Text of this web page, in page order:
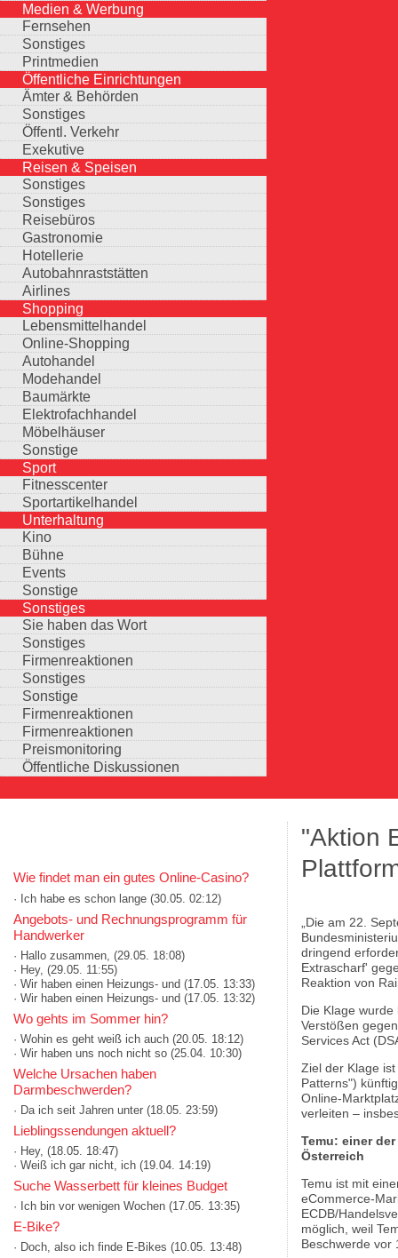
Medien & Werbung
Fernsehen
Sonstiges
Printmedien
Öffentliche Einrichtungen
Ämter & Behörden
Sonstiges
Öffentl. Verkehr
Exekutive
Reisen & Speisen
Sonstiges
Sonstiges
Reisebüros
Gastronomie
Hotellerie
Autobahnraststätten
Airlines
Shopping
Lebensmittelhandel
Online-Shopping
Autohandel
Modehandel
Baumärkte
Elektrofachhandel
Möbelhäuser
Sonstige
Sport
Fitnesscenter
Sportartikelhandel
Unterhaltung
Kino
Bühne
Events
Sonstige
Sonstiges
Sie haben das Wort
Sonstiges
Firmenreaktionen
Sonstiges
Sonstige
Firmenreaktionen
Firmenreaktionen
Preismonitoring
Öffentliche Diskussionen
Wie findet man ein gutes Online-Casino?
· Ich habe es schon lange (30.05. 02:12)
Angebots- und Rechnungsprogramm für
Handwerker
· Hallo zusammen, (29.05. 18:08)
· Hey, (29.05. 11:55)
· Wir haben einen Heizungs- und (17.05. 13:33)
· Wir haben einen Heizungs- und (17.05. 13:32)
Wo gehts im Sommer hin?
· Wohin es geht weiß ich auch (20.05. 18:12)
· Wir haben uns noch nicht so (25.04. 10:30)
Welche Ursachen haben
Darmbeschwerden?
· Da ich seit Jahren unter (18.05. 23:59)
Lieblingssendungen aktuell?
· Hey, (18.05. 18:47)
· Weiß ich gar nicht, ich (19.04. 14:19)
Suche Wasserbett für kleines Budget
· Ich bin vor wenigen Wochen (17.05. 13:35)
E-Bike?
· Doch, also ich finde E-Bikes (10.05. 13:48)
"Aktion
„Die am 22.
dringend
Extrascharf'
Reaktion von
Die Klage
Verstößen
Services Act
Ziel der Klage
Patterns")
Online-
verleiten –
Temu: einer
Österreich
Temu ist mit
eCommerce-
ECDB/
möglich, weil
Beschwerde vor
Auswahlmöglichkeiten